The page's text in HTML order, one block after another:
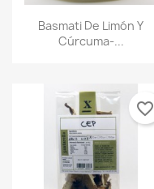
Vista rápida
Basmati De Limón Y
Cúrcuma-...
favorite_border